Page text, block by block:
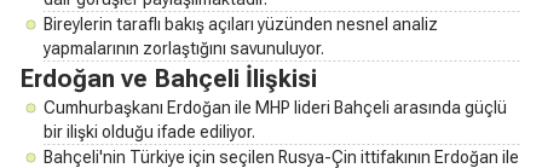
Bireylerin taraflı bakış açıları yüzünden nesnel analiz
yapmalarının zorlaştığını savunuluyor.
Erdoğan ve Bahçeli İlişkisi
Cumhurbaşkanı Erdoğan ile MHP lideri Bahçeli arasında güçlü
bir ilişki olduğu ifade ediliyor.
Bahçeli'nin Türkiye için seçilen Rusya-Çin ittifakının Erdoğan ile